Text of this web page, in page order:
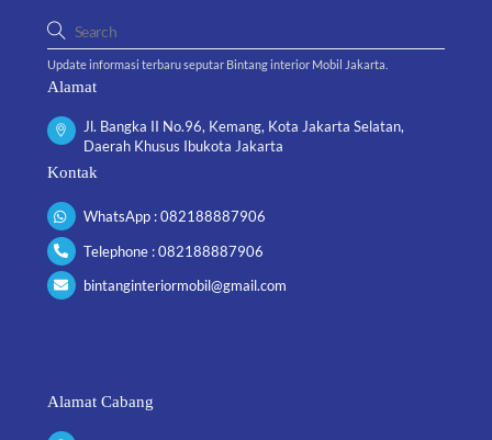
Update informasi terbaru seputar Bintang interior Mobil Jakarta.
Alamat
Jl. Bangka II No.96, Kemang, Kota Jakarta Selatan,
Daerah Khusus Ibukota Jakarta
Kontak
WhatsApp : 082188887906
Telephone : 082188887906
bintanginteriormobil@gmail.com
Alamat Cabang